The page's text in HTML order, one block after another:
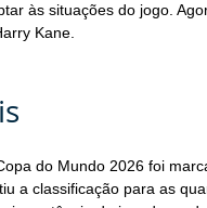
às situações do jogo.
Kane.
do Mundo 2026 foi
a classificação para as